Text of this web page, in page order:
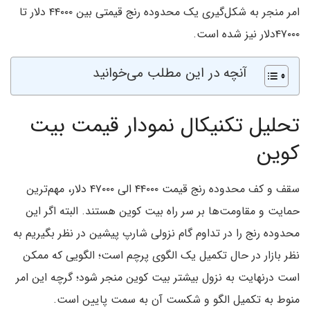
امر منجر به شکل‌گیری یک محدوده رنج قیمتی بین ۴۴۰۰۰ دلار تا
۴۷۰۰۰دلار نیز شده است.
آنچه در این مطلب می‌خوانید
تحلیل تکنیکال نمودار قیمت بیت
کوین
سقف و کف محدوده رنج قیمت ۴۴۰۰۰ الی ۴۷۰۰۰ دلار، مهم‌ترین
حمایت‌ و مقاومت‌ها بر سر راه بیت کوین هستند. البته اگر این
محدوده رنج را در تداوم گام نزولی شارپ پیشین در نظر بگیریم به
نظر بازار در حال تکمیل یک الگوی پرچم است؛ الگویی که ممکن
است درنهایت به نزول بیشتر بیت کوین منجر شود؛ گرچه این امر
منوط به تکمیل الگو و شکست آن به سمت پایین است.